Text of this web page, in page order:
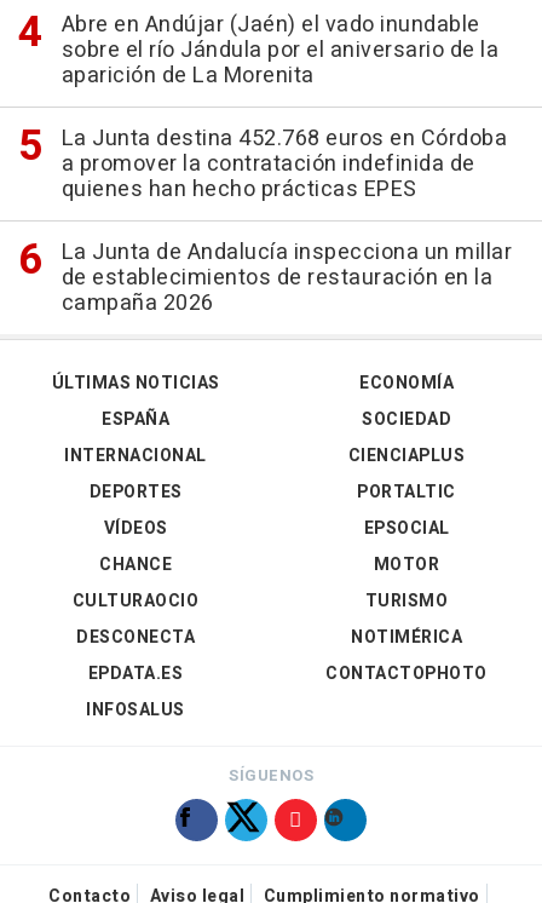
Abre en Andújar (Jaén) el vado inundable
sobre el río Jándula por el aniversario de la
aparición de La Morenita
La Junta destina 452.768 euros en Córdoba
a promover la contratación indefinida de
quienes han hecho prácticas EPES
La Junta de Andalucía inspecciona un millar
de establecimientos de restauración en la
campaña 2026
ÚLTIMAS NOTICIAS
ESPAÑA
INTERNACIONAL
DEPORTES
VÍDEOS
ECONOMÍA
SOCIEDAD
CIENCIAPLUS
PORTALTIC
EPSOCIAL
CHANCE
CULTURAOCIO
DESCONECTA
EPDATA.ES
INFOSALUS
MOTOR
TURISMO
NOTIMÉRICA
CONTACTOPHOTO
SÍGUENOS
Contacto Aviso legal Cumplimiento normativo